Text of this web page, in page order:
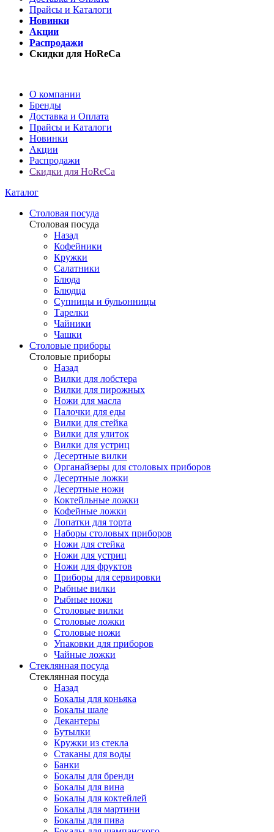
Прайсы и Каталоги
Новинки
Акции
Распродажи
Скидки для HoReCa
О компании
Бренды
Доставка и Оплата
Прайсы и Каталоги
Новинки
Акции
Распродажи
Скидки для HoReCa
Каталог
Столовая посуда
Столовая посуда
Назад
Кофейники
Кружки
Салатники
Блюда
Блюдца
Супницы и бульонницы
Тарелки
Чайники
Чашки
Cтоловые приборы
Cтоловые приборы
Назад
Вилки для лобстера
Вилки для пирожных
Ножи для масла
Палочки для еды
Вилки для стейка
Вилки для улиток
Вилки для устриц
Десертные вилки
Органайзеры для столовых приборов
Десертные ложки
Десертные ножи
Коктейльные ложки
Кофейные ложки
Лопатки для торта
Наборы столовых приборов
Ножи для стейка
Ножи для устриц
Ножи для фруктов
Приборы для сервировки
Рыбные вилки
Рыбные ножи
Столовые вилки
Столовые ложки
Столовые ножи
Упаковки для приборов
Чайные ложки
Стеклянная посуда
Стеклянная посуда
Назад
Бокалы для коньяка
Бокалы шале
Декантеры
Бутылки
Кружки из стекла
Стаканы для воды
Банки
Бокалы для бренди
Бокалы для вина
Бокалы для коктейлей
Бокалы для мартини
Бокалы для пива